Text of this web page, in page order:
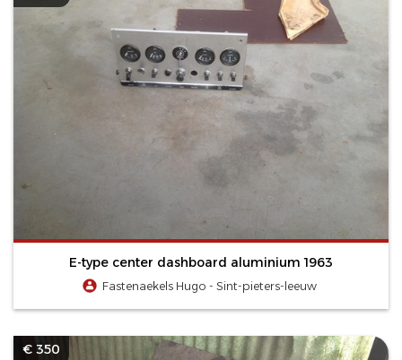
E-type center dashboard aluminium 1963
Fastenaekels Hugo - Sint-pieters-leeuw
€ 350